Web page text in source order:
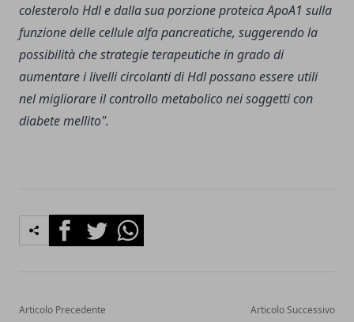
colesterolo Hdl e dalla sua porzione proteica ApoA1 sulla
funzione delle cellule alfa pancreatiche, suggerendo la
possibilità che strategie terapeutiche in grado di
aumentare i livelli circolanti di Hdl possano essere utili
nel migliorare il controllo metabolico nei soggetti con
diabete mellito".
FacebookTwitterWhatsapp
Articolo Precedente Articolo Successivo